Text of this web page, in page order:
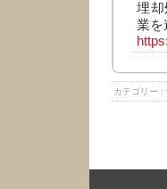
埋却
業を
カテゴリー :